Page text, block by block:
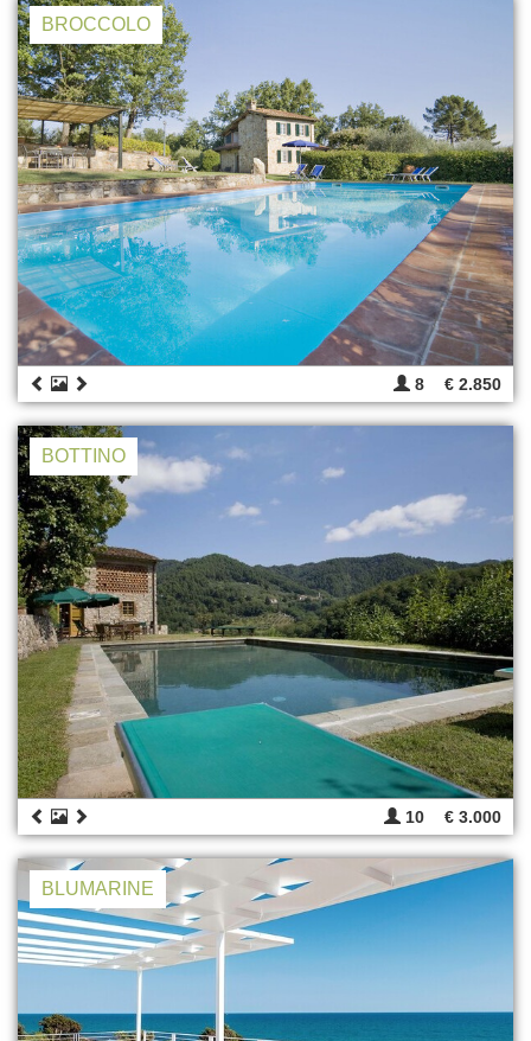
BROCCOLO
8 € 2.850
BOTTINO
10 € 3.000
BLUMARINE